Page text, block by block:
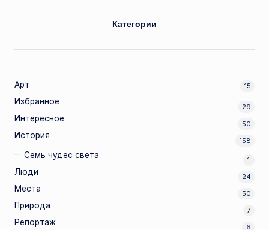
Категории
Арт 15
Избранное
29
Интересное
50
История
158
Семь чудес света
1
Люди
24
Места
50
Природа
7
Репортаж
6